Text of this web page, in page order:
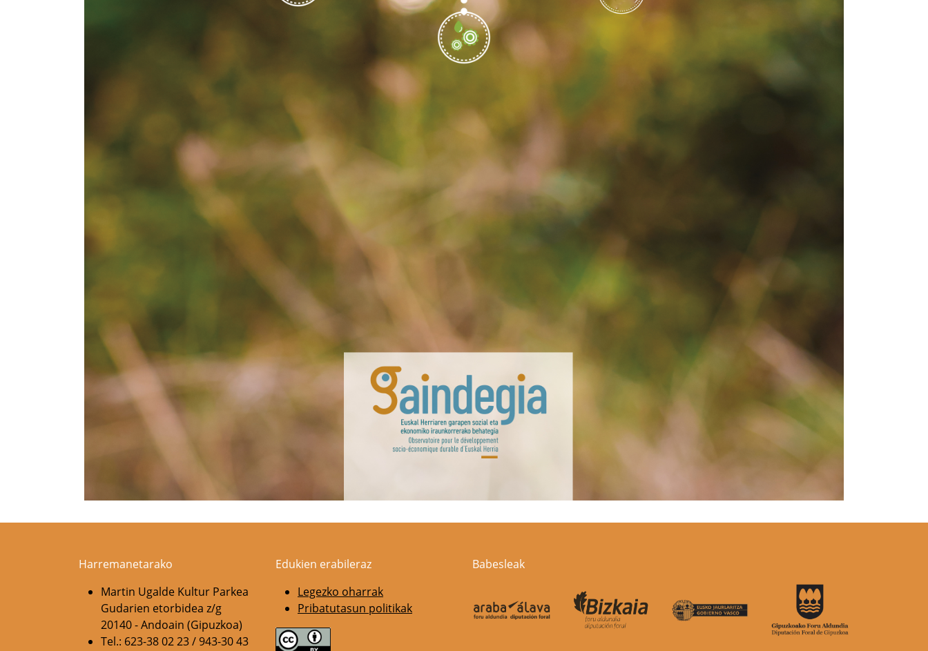
Harremanetarako
Martin Ugalde Kultur Parkea
Gudarien etorbidea z/g
20140 - Andoain (Gipuzkoa)
Tel.: 623-38 02 23 / 943-30 43
Edukien erabileraz
Legezko oharrak
Pribatutasun politikak
Babesleak